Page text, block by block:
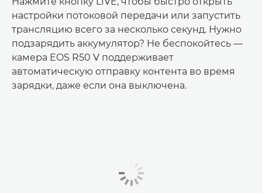
настройки потоковой передачи или запустить
трансляцию всего за несколько секунд. Нужно
подзарядить аккумулятор? Не беспокойтесь —
камера EOS R50 V поддерживает
автоматическую отправку контента во время
зарядки, даже если она выключена.